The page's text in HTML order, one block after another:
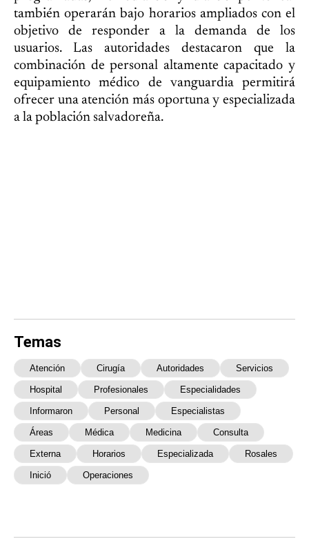
también operarán bajo horarios ampliados con el
objetivo de responder a la demanda de los
usuarios. Las autoridades destacaron que la
combinación de personal altamente capacitado y
equipamiento médico de vanguardia permitirá
ofrecer una atención más oportuna y especializada
a la población salvadoreña.
Temas
Atención Cirugía Autoridades Servicios
Hospital Profesionales Especialidades
Informaron Personal Especialistas
Áreas Médica Medicina Consulta
Externa Horarios Especializada Rosales
Inició Operaciones